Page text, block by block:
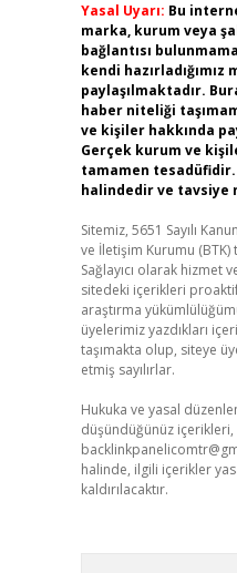
Yasal Uyarı: Bu
marka, kurum veya
bağlantısı
kendi hazırladığımız
paylaşılmaktadır.
haber niteliği
ve kişiler hakkında
Gerçek kurum ve
tamamen
halindedir ve tavsiye
Sitemiz, 5651 Sayılı
ve İletişim Kurumu
Sağlayıcı olarak hizmet
sitedeki içerikleri
araştırma
üyelerimiz yazdıkları
taşımakta olup, siteye
etmiş sayılırlar.
Hukuka ve yasal
düşündüğünüz içerikleri,
halinde, ilgili içerikler
kaldırılacaktır.